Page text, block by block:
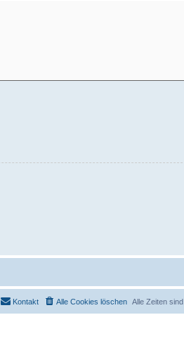
Alle Zeiten sind
Alle Cookies löschen
Kontakt